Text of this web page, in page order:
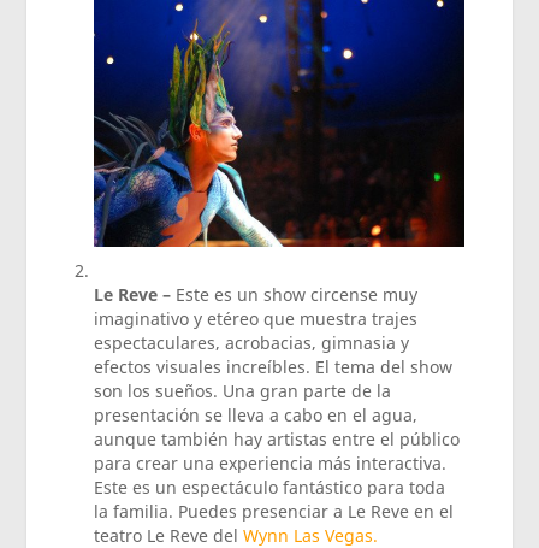
Le Reve – Este es un show circense muy
imaginativo y etéreo que muestra trajes
espectaculares, acrobacias, gimnasia y
efectos visuales increíbles. El tema del show
son los sueños. Una gran parte de la
presentación se lleva a cabo en el agua,
aunque también hay artistas entre el público
para crear una experiencia más interactiva.
Este es un espectáculo fantástico para toda
la familia. Puedes presenciar a Le Reve en el
teatro Le Reve delWynn Las Vegas.